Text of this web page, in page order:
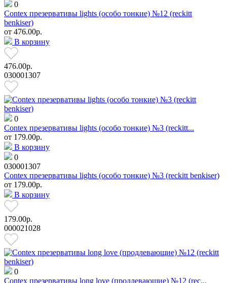
0
Contex презервативы lights (особо тонкие) №12 (reckitt
benkiser)
от 476.00р.
В корзину
476.00р.
030001307
0
Contex презервативы lights (особо тонкие) №3 (reckitt...
от 179.00р.
В корзину
0
030001307
Contex презервативы lights (особо тонкие) №3 (reckitt benkiser)
от 179.00р.
В корзину
179.00р.
000021028
0
Contex презервативы long love (продлевающие) №12 (rec...